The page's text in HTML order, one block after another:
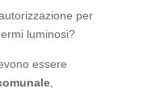
per
luminosi?
essere
,